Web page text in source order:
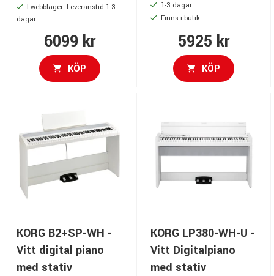
I webblager. Leveranstid 1-3
dagar
6099 kr
KÖP
1-3 dagar
Finns i butik
5925 kr
KÖP
KORG B2+SP-WH -
Vitt digital piano
med stativ
KORG LP380-WH-U -
Vitt Digitalpiano
med stativ